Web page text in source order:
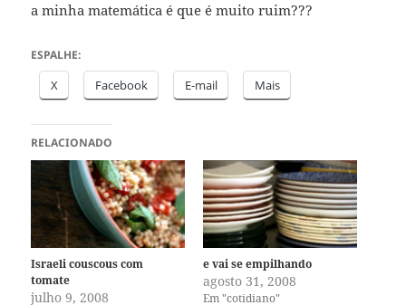
a minha matemática é que é muito ruim???
ESPALHE:
X Facebook E-mail Mais
RELACIONADO
Israeli couscous com
tomate
julho 9, 2008
e vai se empilhando
agosto 31, 2008
Em "cotidiano"